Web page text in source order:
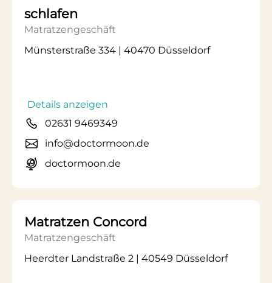
schlafen
Matratzengeschäft
Münsterstraße 334 | 40470 Düsseldorf
Details anzeigen
02631 9469349
info@doctormoon.de
doctormoon.de
Matratzen Concord
Matratzengeschäft
Heerdter Landstraße 2 | 40549 Düsseldorf